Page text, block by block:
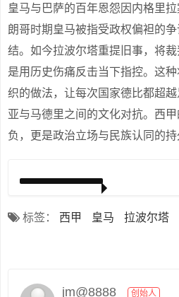
皇马与巴萨的百年恩怨因内格里
朗哥时期皇马被指受政权偏袒的
结。如今拉波尔塔重提旧事，将裁
是用历史伤痛反击当下指控。这
织的做法，让每次国家德比都超
亚与马德里之间的文化对抗。西
负，更是政治立场与民族认同的持
标签： 西甲 皇马 拉波尔塔
jm@8888
创始人